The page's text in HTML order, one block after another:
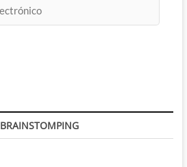
BRAINSTOMPING